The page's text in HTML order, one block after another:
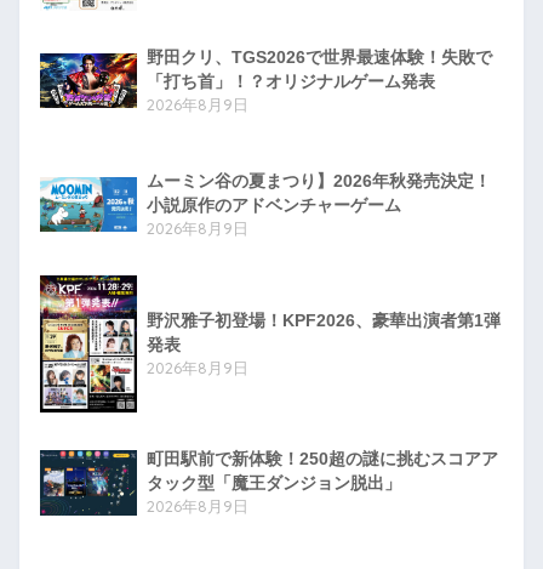
野田クリ、TGS2026で世界最速体験！失敗で
「打ち首」！？オリジナルゲーム発表
2026年8月9日
ムーミン谷の夏まつり】2026年秋発売決定！
小説原作のアドベンチャーゲーム
2026年8月9日
野沢雅子初登場！KPF2026、豪華出演者第1弾
発表
2026年8月9日
町田駅前で新体験！250超の謎に挑むスコアア
タック型「魔王ダンジョン脱出」
2026年8月9日